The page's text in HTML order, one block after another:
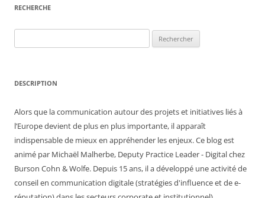
RECHERCHE
DESCRIPTION
Alors que la communication autour des projets et initiatives liés à
l’Europe devient de plus en plus importante, il apparaît
indispensable de mieux en appréhender les enjeux. Ce blog est
animé par Michaël Malherbe, Deputy Practice Leader - Digital chez
Burson Cohn & Wolfe. Depuis 15 ans, il a développé une activité de
conseil en communication digitale (stratégies d'influence et de e-